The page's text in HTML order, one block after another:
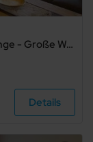
Große Fewo im Elternhaus des Malers Runge - Große Wohnung Runge
Details